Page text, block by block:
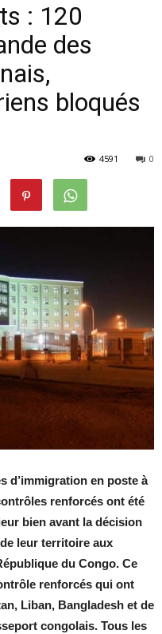
: 120
des
bloqués
0
4591
d’immigration en poste à
renforcés ont été
bien avant la décision
leur territoire aux
du Congo. Ce
renforcés qui ont
Liban, Bangladesh et de
congolais. Tous les